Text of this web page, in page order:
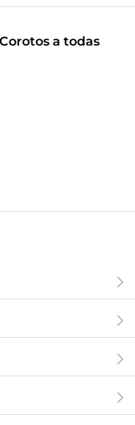
a todas